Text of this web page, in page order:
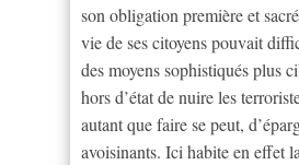
son obligation première et
vie de ses citoyens pouvait
des moyens sophistiqués plus
hors d’état de nuire les
autant que faire se peut,
avoisinants. Ici habite en effet